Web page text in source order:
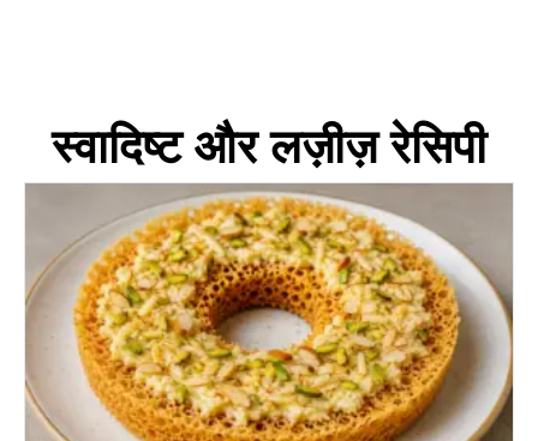
स्वादिष्ट और लज़ीज़ रेसिपी